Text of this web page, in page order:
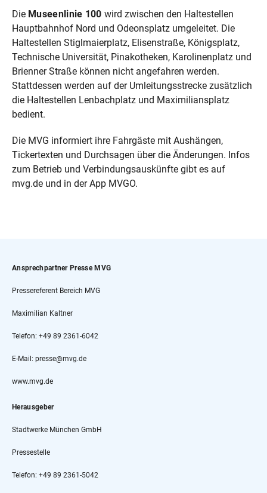
Die Museenlinie 100 wird zwischen den Haltestellen
Hauptbahnhof Nord und Odeonsplatz umgeleitet. Die
Haltestellen Stiglmaierplatz, Elisenstraße, Königsplatz,
Technische Universität, Pinakotheken, Karolinenplatz und
Brienner Straße können nicht angefahren werden.
Stattdessen werden auf der Umleitungsstrecke zusätzlich
die Haltestellen Lenbachplatz und Maximiliansplatz
bedient.
Die MVG informiert ihre Fahrgäste mit Aushängen,
Tickertexten und Durchsagen über die Änderungen. Infos
zum Betrieb und Verbindungsauskünfte gibt es auf
mvg.de und in der App MVGO.
Ansprechpartner Presse MVG
Pressereferent Bereich MVG
Maximilian Kaltner
Telefon: +49 89 2361-6042
E-Mail: presse@mvg.de
www.mvg.de
Herausgeber
Stadtwerke München GmbH
Pressestelle
Telefon: +49 89 2361-5042